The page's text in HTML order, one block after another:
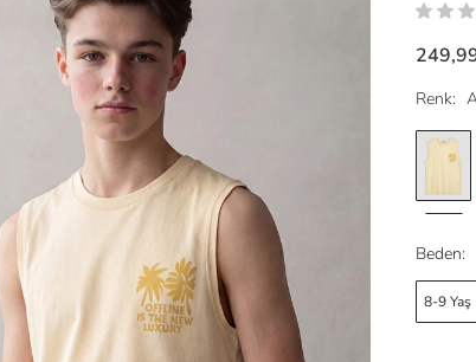
Renk:
Beden:
8-9 Yaş